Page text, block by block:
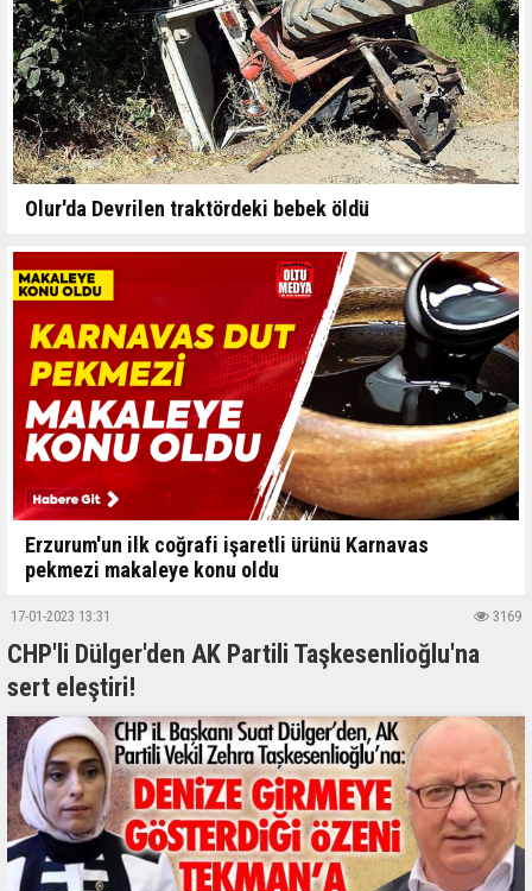
Olur'da Devrilen traktördeki bebek öldü
Erzurum'un ilk coğrafi işaretli ürünü Karnavas
pekmezi makaleye konu oldu
17-01-2023 13:31 3169
CHP'li Dülger'den AK Partili Taşkesenlioğlu'na
sert eleştiri!